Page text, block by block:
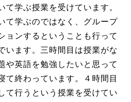
て学ぶ授業を受けています。
て学ぶのではなく、グループ
ョンするということも行って
います。三時間目は授業がな
や英語を勉強したいと思って
て終わっています。４時間目
て行うという授業を受けてい